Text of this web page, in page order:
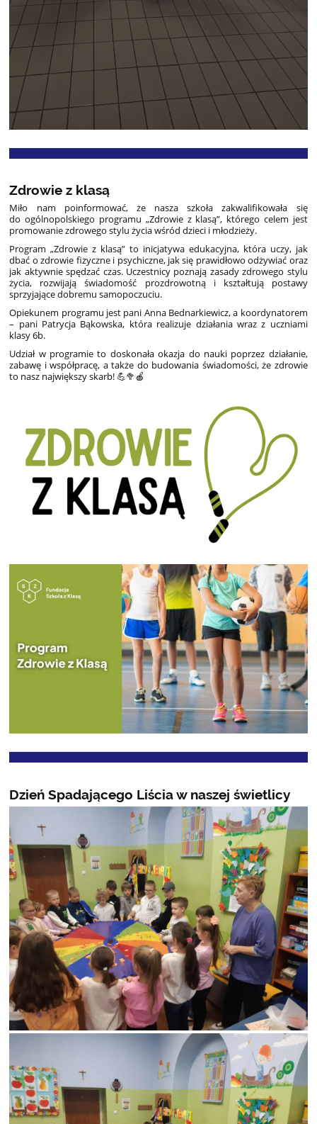
Zdrowie z klasą
Miło nam poinformować, że nasza szkoła zakwalifikowała się
do ogólnopolskiego programu „Zdrowie z klasą”, którego celem jest
promowanie zdrowego stylu życia wśród dzieci i młodzieży.
Program „Zdrowie z klasą” to inicjatywa edukacyjna, która uczy, jak
dbać o zdrowie fizyczne i psychiczne, jak się prawidłowo odżywiać oraz
jak aktywnie spędzać czas. Uczestnicy poznają zasady zdrowego stylu
życia, rozwijają świadomość prozdrowotną i kształtują postawy
sprzyjające dobremu samopoczuciu.
Opiekunem programu jest pani Anna Bednarkiewicz, a koordynatorem
– pani Patrycja Bąkowska, która realizuje działania wraz z uczniami
klasy 6b.
Udział w programie to doskonała okazja do nauki poprzez działanie,
zabawę i współpracę, a także do budowania świadomości, że zdrowie
to nasz największy skarb! 💪🥦🍎
Dzień Spadającego Liścia w naszej świetlicy